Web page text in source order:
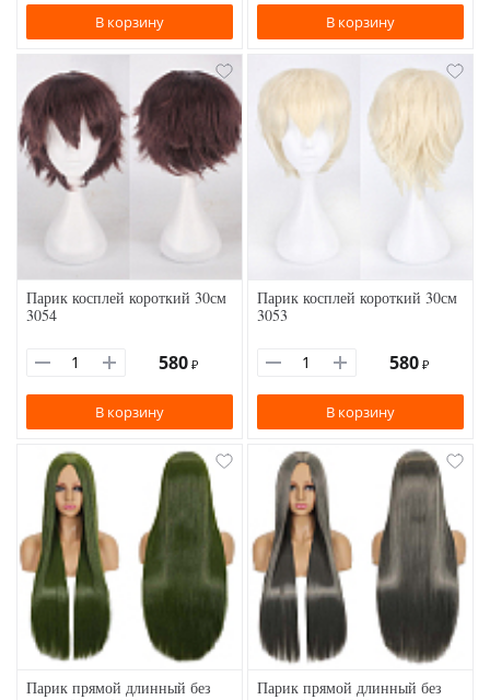
В корзину В корзину
Парик косплей короткий 30см
3054
580 ₽
В корзину
Парик косплей короткий 30см
3053
580 ₽
В корзину
Парик прямой длинный без
Парик прямой длинный без